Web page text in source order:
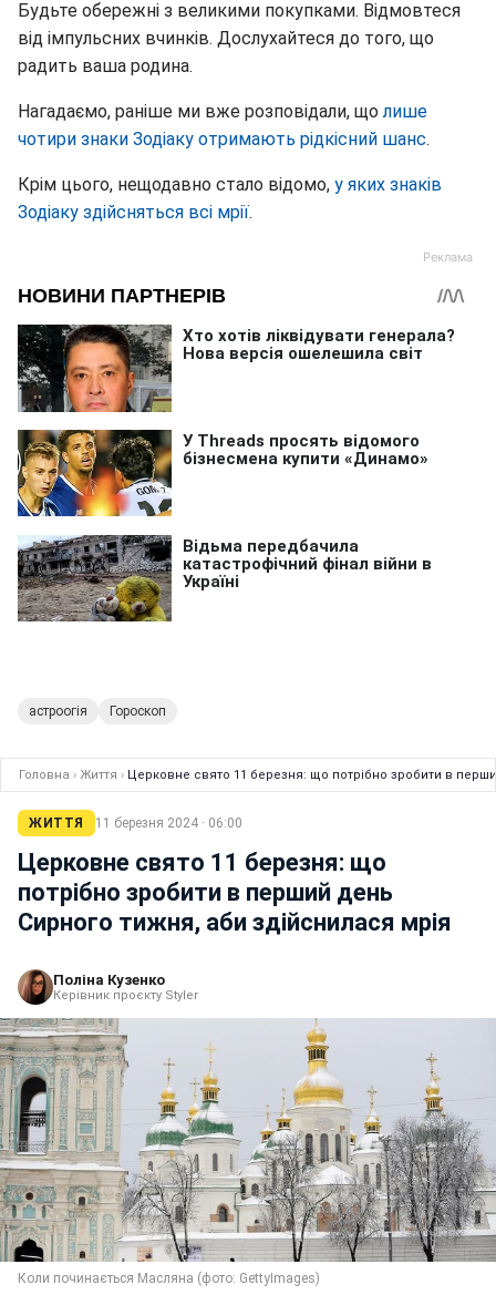
Будьте обережні з великими покупками. Відмовтеся
від імпульсних вчинків. Дослухайтеся до того, що
радить ваша родина.
Нагадаємо, раніше ми вже розповідали, щолише
чотири знаки Зодіаку отримають рідкісний шанс.
Крім цього, нещодавно стало відомо, у яких знаків
Зодіаку здійсняться всі мрії.
астроогія Гороскоп
Головна › Життя › Церковне свято 11 березня: що потрібно зробити в
ЖИТТЯ 11 березня 2024 · 06:00
Церковне свято 11 березня: що
потрібно зробити в перший день
Сирного тижня, аби здійснилася мрія
Поліна Кузенко
Керівник проєкту Styler
Коли починається Масляна (фото: GettyImages)